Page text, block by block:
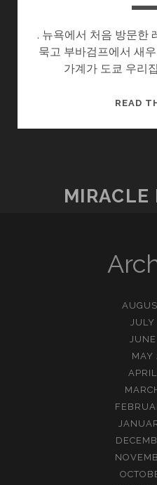
. 뉴욕에서 처음 방문한
묵고 부바검프에서 새
가계가 도쿄 우리
READ
MIRACLE
MAY